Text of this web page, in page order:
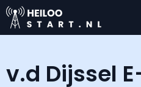
v.d Dijssel